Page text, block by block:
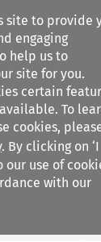
site to provide
engaging
help us to
site for you.
certain
To
cookies,
. By clicking on ‘I
our use of
with our
filters
Private